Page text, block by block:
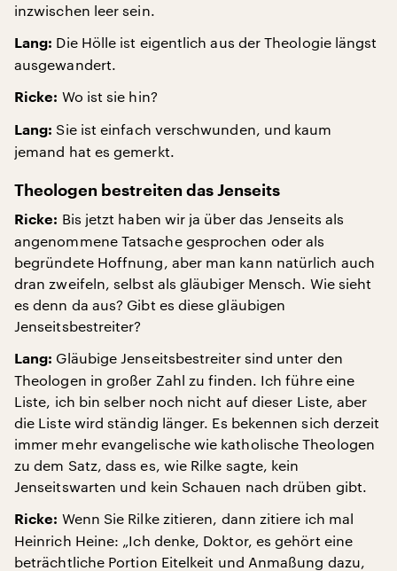
inzwischen leer sein.
Lang: Die Hölle ist eigentlich aus der Theologie längst
ausgewandert.
Ricke: Wo ist sie hin?
Lang: Sie ist einfach verschwunden, und kaum
jemand hat es gemerkt.
Theologen bestreiten das Jenseits
Ricke: Bis jetzt haben wir ja über das Jenseits als
angenommene Tatsache gesprochen oder als
begründete Hoffnung, aber man kann natürlich auch
dran zweifeln, selbst als gläubiger Mensch. Wie sieht
es denn da aus? Gibt es diese gläubigen
Jenseitsbestreiter?
Lang: Gläubige Jenseitsbestreiter sind unter den
Theologen in großer Zahl zu finden. Ich führe eine
Liste, ich bin selber noch nicht auf dieser Liste, aber
die Liste wird ständig länger. Es bekennen sich derzeit
immer mehr evangelische wie katholische Theologen
zu dem Satz, dass es, wie Rilke sagte, kein
Jenseitswarten und kein Schauen nach drüben gibt.
Ricke: Wenn Sie Rilke zitieren, dann zitiere ich mal
Heinrich Heine: „Ich denke, Doktor, es gehört eine
beträchtliche Portion Eitelkeit und Anmaßung dazu,